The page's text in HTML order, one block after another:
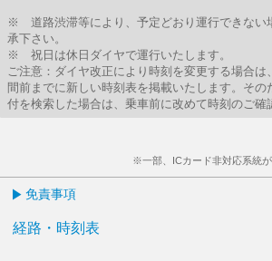
※ 道路渋滞等により、予定どおり運行できない
承下さい。
※ 祝日は休日ダイヤで運行いたします。
ご注意：ダイヤ改正により時刻を変更する場合は
間前までに新しい時刻表を掲載いたします。その
付を検索した場合は、乗車前に改めて時刻のご確
※一部、ICカード非対応系統が
免責事項
経路・時刻表